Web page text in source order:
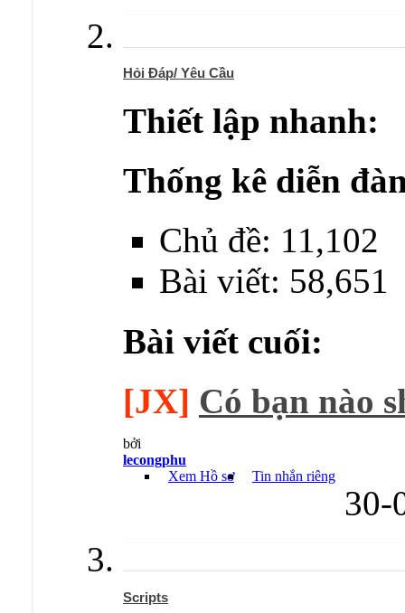
Hỏi Đáp/ Yêu Cầu
Thiết lập nhanh:
Thống kê diễn
Chủ đề: 11,102
Bài viết: 58,651
Bài viết cuối:
[JX] Có bạn nào
bởi
lecongphu
Xem Hồ sơ
Tin nhắn riêng
30-
Scripts